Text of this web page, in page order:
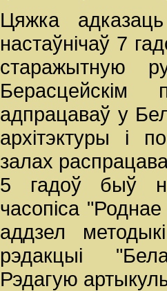
Цяжка
настаўнічаў 7
старажытную
адпрацаваў у
архітэктуры і
залах
5 гадоў быў
часопіса
аддзел
рэдакцыі
Рэдагую